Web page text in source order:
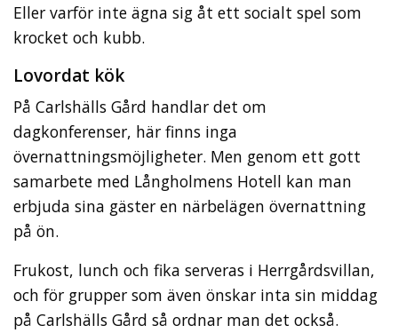
Eller varför inte ägna sig åt ett socialt spel som
krocket och kubb.
Lovordat kök
På Carlshälls Gård handlar det om
dagkonferenser, här finns inga
övernattningsmöjligheter. Men genom ett gott
samarbete med Långholmens Hotell kan man
erbjuda sina gäster en närbelägen övernattning
på ön.
Frukost, lunch och fika serveras i Herrgårdsvillan,
och för grupper som även önskar inta sin middag
på Carlshälls Gård så ordnar man det också.